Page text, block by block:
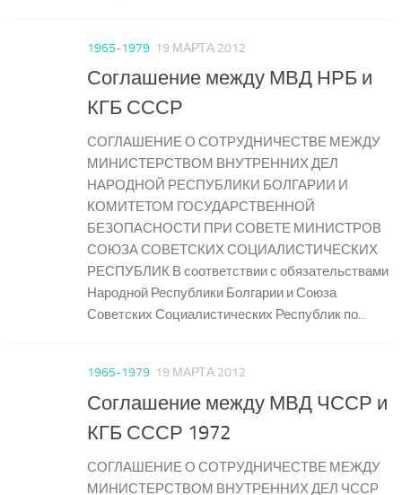
1965-1979 19 МАРТА 2012
Соглашение между МВД НРБ и
КГБ СССР
СОГЛАШЕНИЕ О СОТРУДНИЧЕСТВЕ МЕЖДУ
МИНИСТЕРСТВОМ ВНУТРЕННИХ ДЕЛ
НАРОДНОЙ РЕСПУБЛИКИ БОЛГАРИИ И
КОМИТЕТОМ ГОСУДАРСТВЕННОЙ
БЕЗОПАСНОСТИ ПРИ СОВЕТЕ МИНИСТРОВ
СОЮЗА СОВЕТСКИХ СОЦИАЛИСТИЧЕСКИХ
РЕСПУБЛИК В соответствии с обязательствами
Народной Республики Болгарии и Союза
Советских Социалистических Республик по...
1965-1979 19 МАРТА 2012
Соглашение между МВД ЧССР и
КГБ СССР 1972
СОГЛАШЕНИЕ О СОТРУДНИЧЕСТВЕ МЕЖДУ
МИНИСТЕРСТВОМ ВНУТРЕННИХ ДЕЛ ЧССР